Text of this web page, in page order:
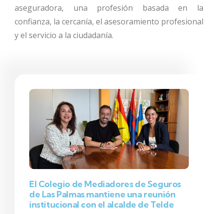
aseguradora, una profesión basada en la
confianza, la cercanía, el asesoramiento profesional
y el servicio a la ciudadanía.
El Colegio de Mediadores de Seguros
de Las Palmas mantiene una reunión
institucional con el alcalde de Telde